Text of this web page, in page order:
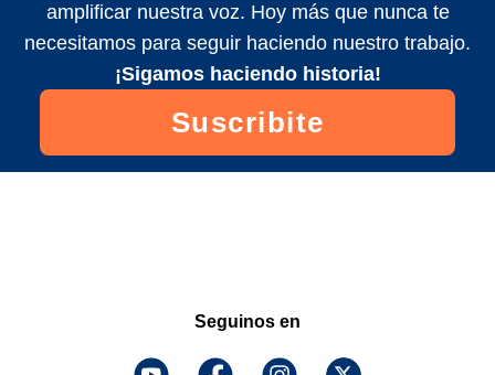
amplificar nuestra voz. Hoy más que nunca te
necesitamos para seguir haciendo nuestro trabajo.
¡Sigamos haciendo historia!
Suscribite
Seguinos en